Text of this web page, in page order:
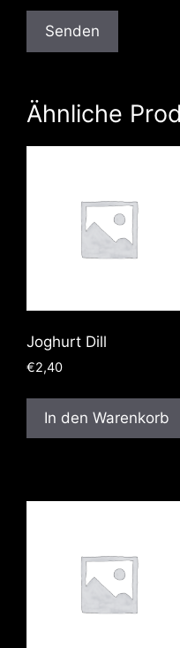
Ähnliche
Joghurt Dill
€2,40
In den Warenkorb